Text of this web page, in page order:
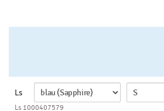
Ls
Ls 1000407579